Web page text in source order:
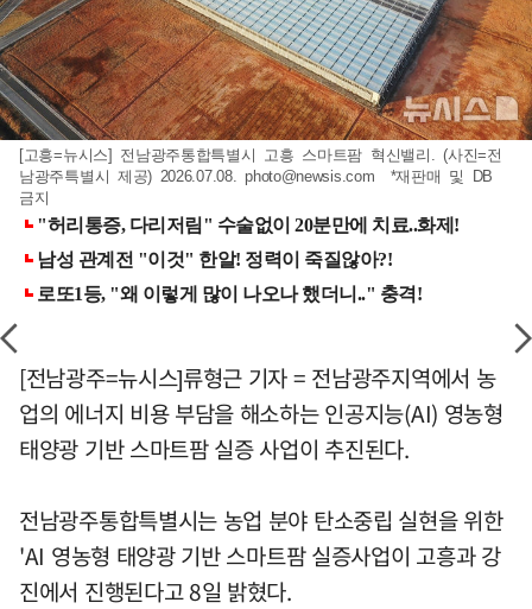
[고흥=뉴시스] 전남광주통합특별시 고흥 스마트팜 혁신밸리. (사진=전
남광주특별시 제공) 2026.07.08.photo@newsis.com *재판매 및 DB
금지
[전남광주=뉴시스]류형근 기자 = 전남광주지역에서 농
업의 에너지 비용 부담을 해소하는 인공지능(AI) 영농형
태양광 기반 스마트팜 실증 사업이 추진된다.
전남광주통합특별시는 농업 분야 탄소중립 실현을 위한
'AI 영농형 태양광 기반 스마트팜 실증사업이 고흥과 강
진에서 진행된다고 8일 밝혔다.